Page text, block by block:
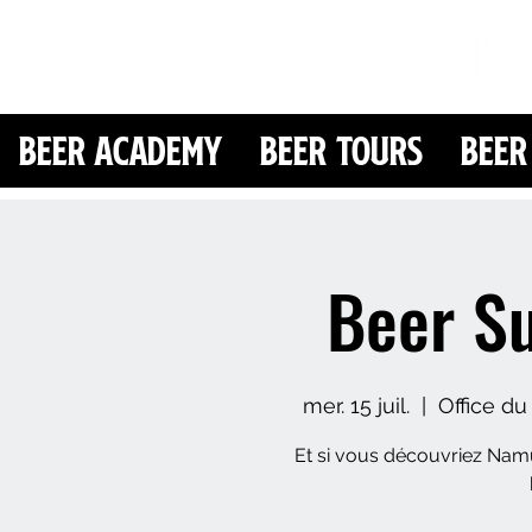
Beer Academy Beer Tours
Beer
mer. 15 juil. Office
Et si vous découvriez